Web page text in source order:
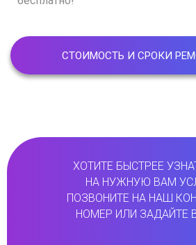
СТОИМОСТЬ И СРОКИ
ХОТИТЕ БЫСТРЕЕ
НА НУЖНУЮ ВАМ
ПОЗВОНИТЕ НА НАШ
НОМЕР ИЛИ ЗАДАЙТЕ